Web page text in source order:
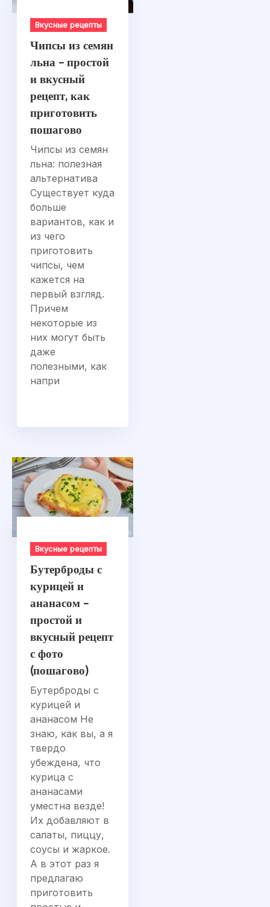
Вкусные рецепты
Чипсы из семян
льна – простой
и вкусный
рецепт, как
приготовить
пошагово
Чипсы из семян
льна: полезная
альтернатива
Существует куда
больше
вариантов, как и
из чего
приготовить
чипсы, чем
кажется на
первый взгляд.
Причем
некоторые из
них могут быть
даже
полезными, как
напри
Вкусные рецепты
Бутерброды с
курицей и
ананасом –
простой и
вкусный рецепт
с фото
(пошагово)
Бутерброды с
курицей и
ананасом Не
знаю, как вы, а я
твердо
убеждена, что
курица с
ананасами
уместна везде!
Их добавляют в
салаты, пиццу,
соусы и жаркое.
А в этот раз я
предлагаю
приготовить